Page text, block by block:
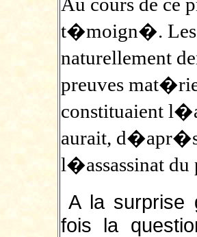
t�moign�. Les
naturellement
preuves
constituaient
aurait,
l�assassinat
A la
fois la